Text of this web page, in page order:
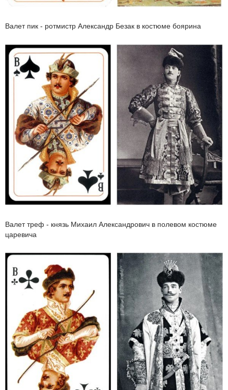
Валет пик - ротмистр Александр Безак в костюме боярина
Валет треф - князь Михаил Александрович в полевом костюме
царевича